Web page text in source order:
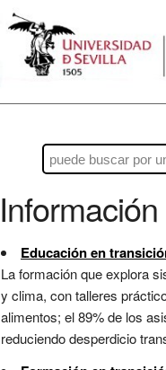
Educación en
La formación que explora
y clima, con talleres
alimentos; el 89% de los
reduciendo desperdicio